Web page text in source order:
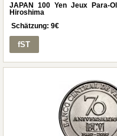
JAPAN 100 Yen Jeux Para-
Hiroshima
Schätzung: 9€
fST